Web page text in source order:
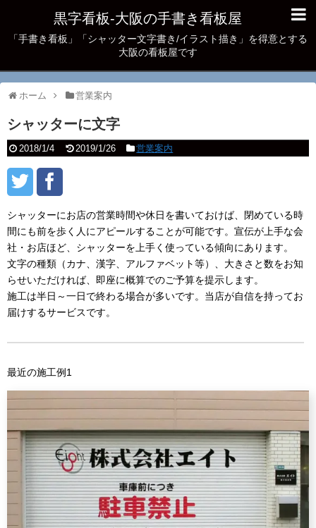
黒字看板‐大阪の手書き看板屋
「手書き看板」「シャッター文字書き/イラスト描き」を得意とする
大阪の看板屋です
ホーム 営業案内
シャッターに文字
2018/1/4 2019/1/26 営業案内
シャッターにお店の営業時間や休日を書いておけば、閉めている時
間にも前を歩く人にアピールすることが可能です。宣伝が上手な会
社・お店ほど、シャッターを上手く使っている傾向にあります。
文字の種類（カナ、漢字、アルファベット等）、大きさと数をお知
らせいただければ、即座に概算でのご予算を提示します。
施工は半日～一日で終わる場合が多いです。当店が自信を持ってお
届けするサービスです。
最近の施工例1